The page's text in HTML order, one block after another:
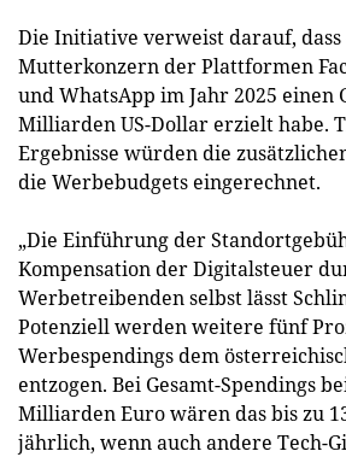
Die Initiative verweist darauf,
Mutterkonzern der Plattformen
und WhatsApp im Jahr 2025 einen
Milliarden US-Dollar erzielt habe.
Ergebnisse würden die
die Werbebudgets eingerechnet.
„Die Einführung der
Kompensation der Digitalsteuer
Werbetreibenden selbst lässt
Potenziell werden weitere fünf
Werbespendings dem
entzogen. Bei Gesamt-Spendings
Milliarden Euro wären das bis zu
jährlich, wenn auch andere Tech-